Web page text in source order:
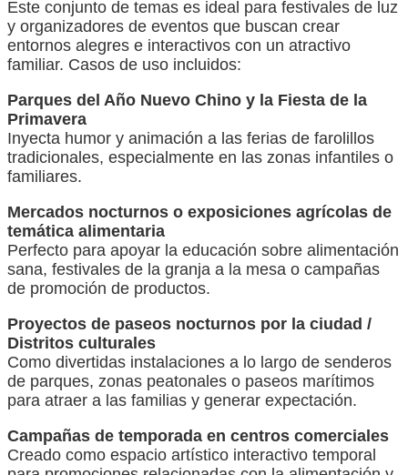
Este conjunto de temas es ideal para festivales de luz
y organizadores de eventos que buscan crear
entornos alegres e interactivos con un atractivo
familiar. Casos de uso incluidos:
Parques del Año Nuevo Chino y la Fiesta de la
Primavera
Inyecta humor y animación a las ferias de farolillos
tradicionales, especialmente en las zonas infantiles o
familiares.
Mercados nocturnos o exposiciones agrícolas de
temática alimentaria
Perfecto para apoyar la educación sobre alimentación
sana, festivales de la granja a la mesa o campañas
de promoción de productos.
Proyectos de paseos nocturnos por la ciudad /
Distritos culturales
Como divertidas instalaciones a lo largo de senderos
de parques, zonas peatonales o paseos marítimos
para atraer a las familias y generar expectación.
Campañas de temporada en centros comerciales
Creado como espacio artístico interactivo temporal